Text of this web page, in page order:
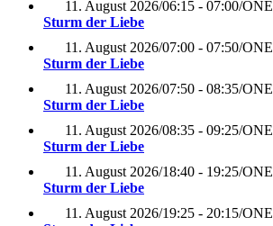
11. August 2026/06:15 - 07:00/ONE
Sturm der Liebe
11. August 2026/07:00 - 07:50/ONE
Sturm der Liebe
11. August 2026/07:50 - 08:35/ONE
Sturm der Liebe
11. August 2026/08:35 - 09:25/ONE
Sturm der Liebe
11. August 2026/18:40 - 19:25/ONE
Sturm der Liebe
11. August 2026/19:25 - 20:15/ONE